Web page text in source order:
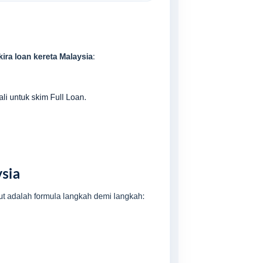
loan kereta Malaysia:
untuk skim Full Loan.
adalah formula langkah demi langkah: